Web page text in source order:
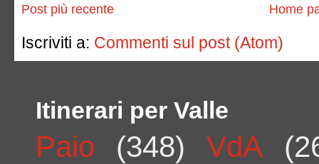
Post più recente Home
Iscriviti a: Commenti sul post (Atom)
Itinerari per Valle
Paio (348) VdA